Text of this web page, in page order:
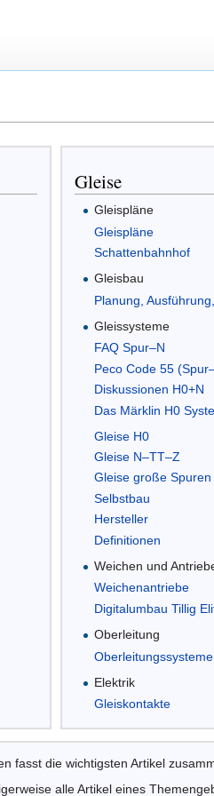
Gleise
Gleispläne
Gleispläne
Schattenbahnhof
Gleisbau
Planung,
Gleissysteme
FAQ Spur–N
Peco Code 55
Diskussionen H0+N
Das Märklin H0
Gleise H0
Gleise N–TT–Z
Gleise große Spuren
Selbstbau
Hersteller
Definitionen
Weichen und
Weichenantriebe
Digitalumbau Tillig
Oberleitung
Elektrik
Gleiskontakte
fasst die wichtigsten Artikel
alle Artikel eines